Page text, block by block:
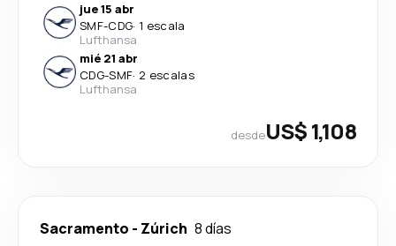
jue 15 abr
SMF-CDG· 1 escala
Lufthansa
mié 21 abr
CDG-SMF· 2 escalas
Lufthansa
desdeUS$ 1,108
Sacramento - Zúrich 8 días